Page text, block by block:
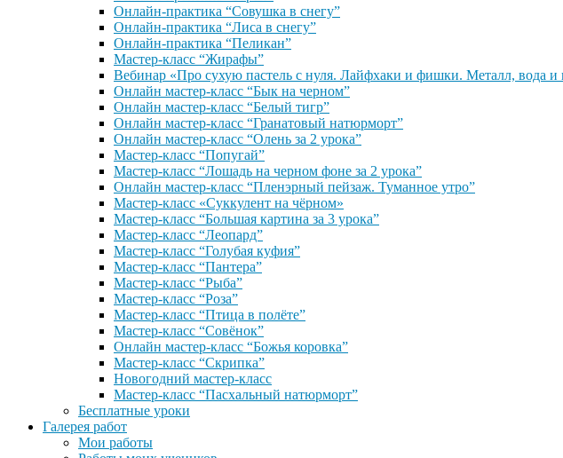
Онлайн-практика “Совушка в снегу”
Онлайн-практика “Лиса в снегу”
Онлайн-практика “Пеликан”
Мастер-класс “Жирафы”
Вебинар «Про сухую пастель с нуля. Лайфхаки и фишки. Металл, вода и
Онлайн мастер-класс “Бык на черном”
Онлайн мастер-класс “Белый тигр”
Онлайн мастер-класс “Гранатовый натюрморт”
Онлайн мастер-класс “Олень за 2 урока”
Мастер-класс “Попугай”
Мастер-класс “Лошадь на черном фоне за 2 урока”
Онлайн мастер-класс “Пленэрный пейзаж. Туманное утро”
Мастер-класс «Суккулент на чёрном»
Мастер-класс “Большая картина за 3 урока”
Мастер-класс “Леопард”
Мастер-класс “Голубая куфия”
Мастер-класс “Пантера”
Мастер-класс “Рыба”
Мастер-класс “Роза”
Мастер-класс “Птица в полёте”
Мастер-класс “Совёнок”
Онлайн мастер-класс “Божья коровка”
Мастер-класс “Скрипка”
Новогодний мастер-класс
Мастер-класс “Пасхальный натюрморт”
Бесплатные уроки
Галерея работ
Мои работы